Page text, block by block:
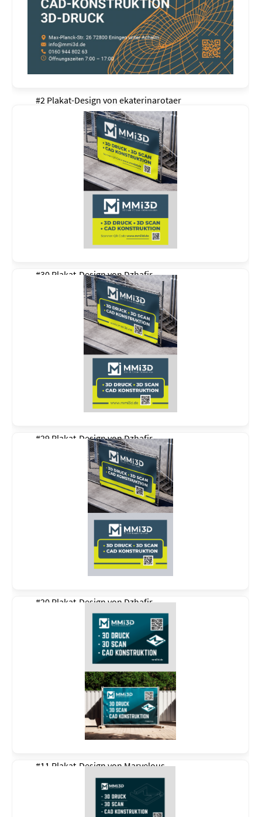
#2 Plakat-Design von ekaterinarotaer
#30 Plakat-Design vonDzhafir
#29 Plakat-Design vonDzhafir
#20 Plakat-Design vonDzhafir
#11 Plakat-Design vonMarvelous